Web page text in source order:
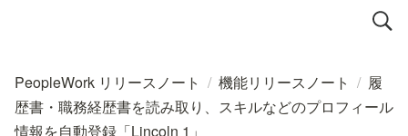
PeopleWork リリースノート / 機能リリースノート / 履
歴書・職務経歴書を読み取り、スキルなどのプロフィール
情報を自動登録「Lincoln 1」